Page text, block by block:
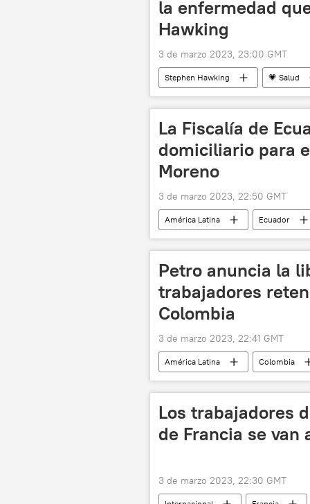
la enfermedad
Hawking
3 de marzo 2023, 23:00 GMT
Stephen Hawking 💗 Salud
La Fiscalía de
domiciliario para
Moreno
3 de marzo 2023, 22:50 GMT
América Latina Ecuador
Organización de Estados Americanos
Petro anuncia la
trabajadores
Colombia
3 de marzo 2023, 22:41 GMT
América Latina Colombia
Los trabajadores
de Francia se
3 de marzo 2023, 22:30 GMT